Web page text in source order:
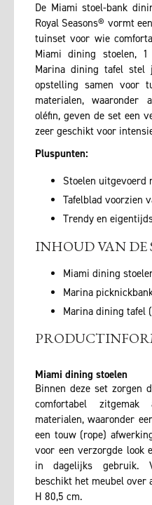
De Miami stoel-bank
Royal Seasons® vormt
tuinset voor wie
Miami dining stoelen,
Marina dining tafel stel
opstelling samen voor
materialen, waaronder
oléfin, geven de set een
zeer geschikt voor
Pluspunten:
Stoelen uitgevoerd
Tafelblad voorzien
Trendy en
INHOUD VAN DE
Miami dining
Marina
Marina dining tafel
Miami dining stoelen
Binnen deze set zorgen
comfortabel
materialen, waaronder
een touw (rope)
voor een verzorgde look
in dagelijks gebruik.
beschikt het meubel over
H 80,5 cm.